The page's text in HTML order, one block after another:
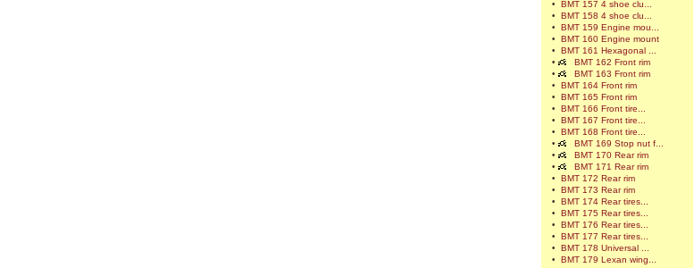
•
BMT 157 4 shoe clu...
•
BMT 158 4 shoe clu...
•
BMT 159 Engine mou...
•
BMT 160 Engine mount
•
BMT 161 Hexagonal ...
•
BMT 162 Front rim
•
BMT 163 Front rim
•
BMT 164 Front rim
•
BMT 165 Front rim
•
BMT 166 Front tire...
•
BMT 167 Front tire...
•
BMT 168 Front tire...
•
BMT 169 Stop nut f...
•
BMT 170 Rear rim
•
BMT 171 Rear rim
•
BMT 172 Rear rim
•
BMT 173 Rear rim
•
BMT 174 Rear tires...
•
BMT 175 Rear tires...
•
BMT 176 Rear tires...
•
BMT 177 Rear tires...
•
BMT 178 Universal ...
•
BMT 179 Lexan wing...